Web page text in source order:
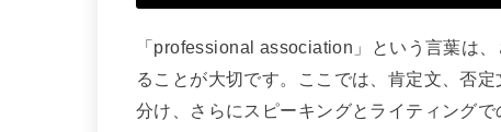
「professional association」という言葉は
ることが大切です。ここでは、肯定文、否
分け、さらにスピーキングとライティング